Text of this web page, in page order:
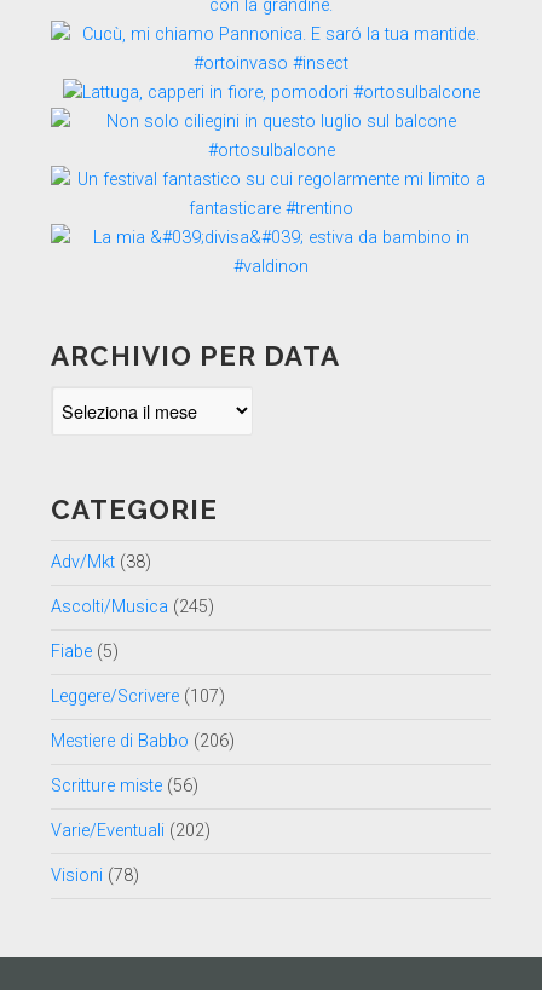
ARCHIVIO PER DATA
CATEGORIE
Adv/Mkt(38)
Ascolti/Musica (245)
Fiabe(5)
Leggere/Scrivere(107)
Mestiere di Babbo (206)
Scritture miste(56)
Varie/Eventuali (202)
Visioni (78)